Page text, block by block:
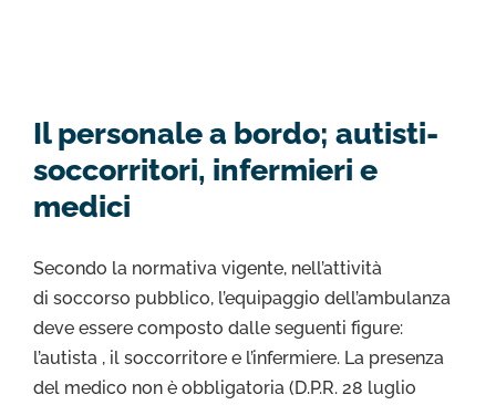
Il personale a bordo; autisti-
soccorritori, infermieri e
medici
Secondo la normativa vigente, nell’attività
di soccorso pubblico, l’equipaggio dell’ambulanza
deve essere composto dalle seguenti figure:
l’autista , il soccorritore e l’infermiere. La presenza
del medico non è obbligatoria (D.P.R. 28 luglio